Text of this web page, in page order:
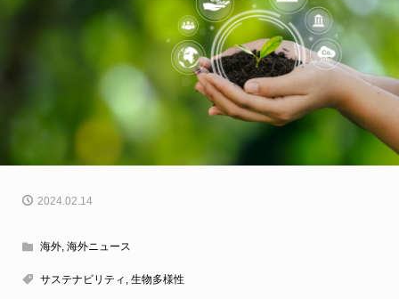
2024.02.14
海外, 海外ニュース
サステナビリティ , 生物多様性